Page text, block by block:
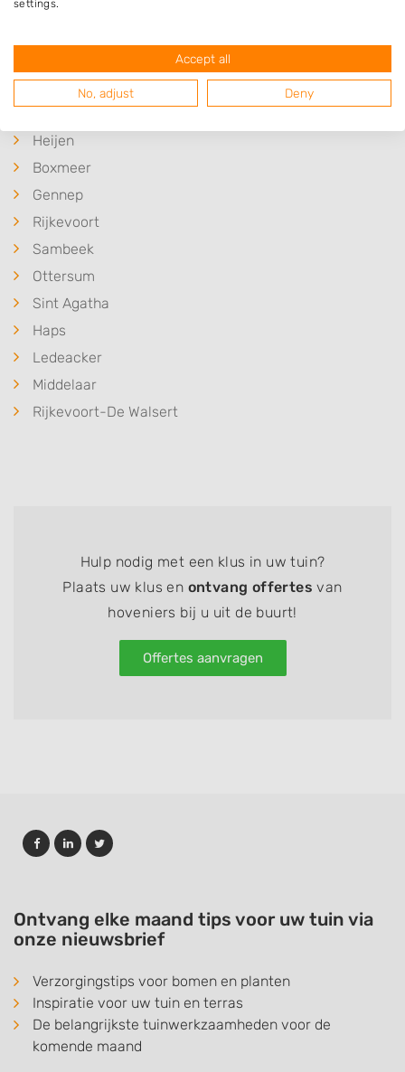
Plaatsen in de buurt
Heijen
Boxmeer
Gennep
Rijkevoort
Sambeek
Ottersum
Sint Agatha
Haps
Ledeacker
Middelaar
Rijkevoort-De Walsert
Hulp nodig met een klus in uw tuin?
Plaats uw klus en ontvang offertes van
hoveniers bij u uit de buurt!
Offertes aanvragen
Ontvang elke maand tips voor uw tuin via
onze nieuwsbrief
Verzorgingstips voor bomen en planten
Inspiratie voor uw tuin en terras
De belangrijkste tuinwerkzaamheden voor de
komende maand
settings.
Accept all
No, adjust Deny